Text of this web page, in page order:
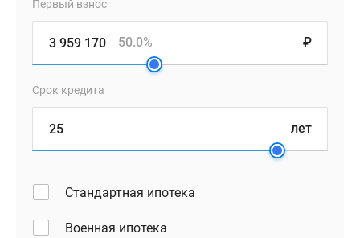
Первый взнос
₽
50.0%
Срок кредита
лет
Стандартная ипотека
Военная ипотека